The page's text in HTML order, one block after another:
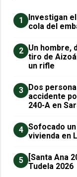
1
Investigan
cola del
2 Un hombre,
tiro de
un rifle
3 ​Dos
accidente
240-A en
4 Sofocado
vivienda en
5
[Santa Ana
Tudela 2026